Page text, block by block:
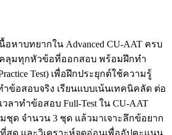
อหาบทยากใน Advanced CU-AAT ครบ
ลุมทุกหัวข้อที่ออกสอบ พร้อมฝึกทำ
Test) เพื่อฝึกประยุกต์ใช้ความรู้
ข้อสอบจริง เรียนแบบเน้นเทคนิคลัด ต่อ
วลาทำข้อสอบ Full-Test ใน CU-AAT
มชุด จำนวน 3 ชุด แล้วมาเจาะลึกข้อยาก